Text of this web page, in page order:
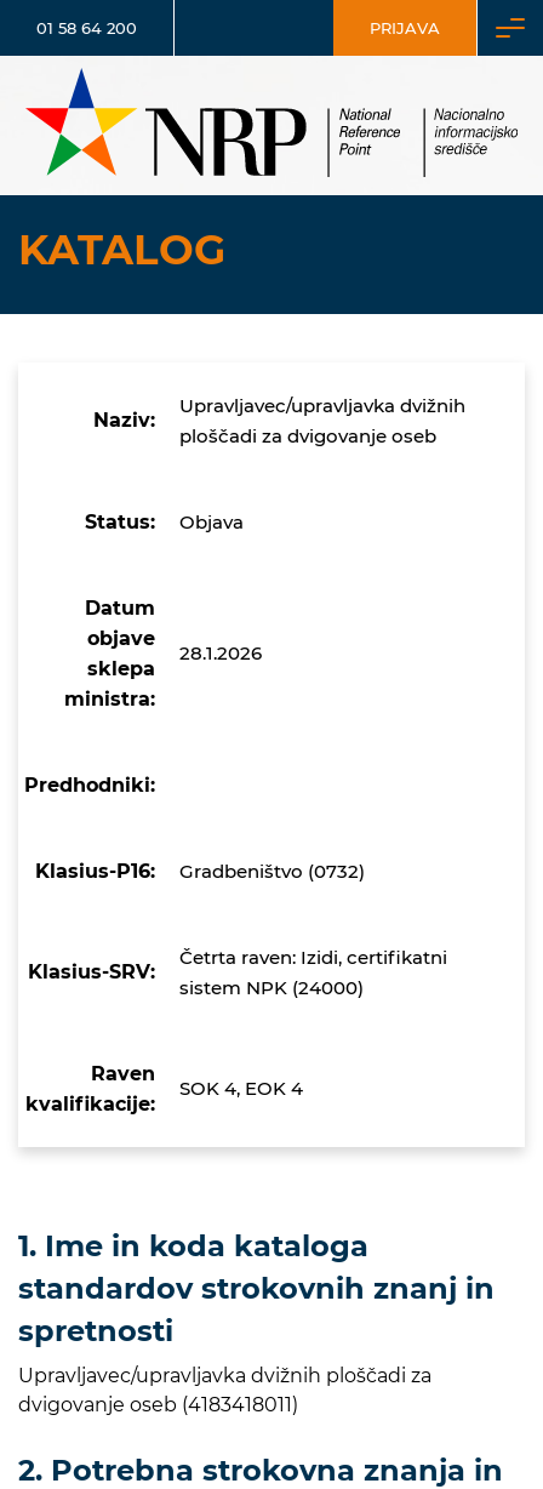
01 58 64 200 PRIJAVA
KATALOG
Naziv:
Upravljavec/upravljavka dvižnih
ploščadi za dvigovanje oseb
Status: Objava
Datum
objave
sklepa
ministra:
28.1.2026
Predhodniki:
Klasius-P16: Gradbeništvo (0732)
Klasius-SRV:
Četrta raven: Izidi, certifikatni
sistem NPK (24000)
Raven
kvalifikacije:
SOK 4, EOK 4
1. Ime in koda kataloga
standardov strokovnih znanj in
spretnosti
Upravljavec/upravljavka dvižnih ploščadi za
dvigovanje oseb (4183418011)
2. Potrebna strokovna znanja in